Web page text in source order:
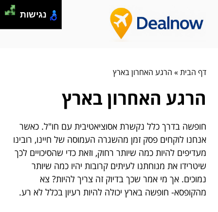
דף הבית» הרגע האחרון בארץ
הרגע האחרון בארץ
חופשה בדרך כלל נקשרת אסוציאטיבית עם חו"ל. כאשר
אנחנו לוקחים פסק זמן מהשגרה העמוסה של חיינו, רובינו
מעדיפים להיות כמה שיותר רחוק, וזאת כדי שהסיכויים לכך
שיטרידו את מנוחתנו לעיתים קרובות יהיו כמה שיותר
נמוכים. אך מי אמר שכך בדיוק זה צריך להיות? צא
מהקופסא- חופשה בארץ יכולה להיות רעיון בכלל לא רע.
נגישות